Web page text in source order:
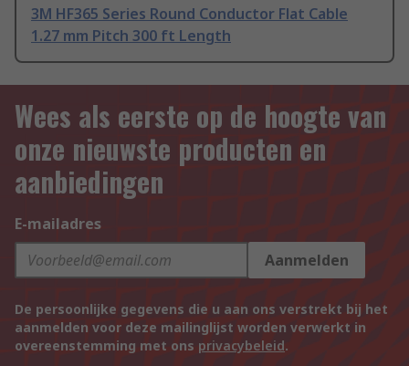
3M HF365 Series Round Conductor Flat Cable
1.27 mm Pitch 300 ft Length
Wees als eerste op de hoogte van
onze nieuwste producten en
aanbiedingen
E-mailadres
Aanmelden
De persoonlijke gegevens die u aan ons verstrekt bij het
aanmelden voor deze mailinglijst worden verwerkt in
overeenstemming met ons privacybeleid.